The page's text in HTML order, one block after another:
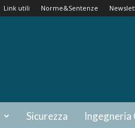
Link utili Norme&Sentenze
Sicurezza Ingegneria